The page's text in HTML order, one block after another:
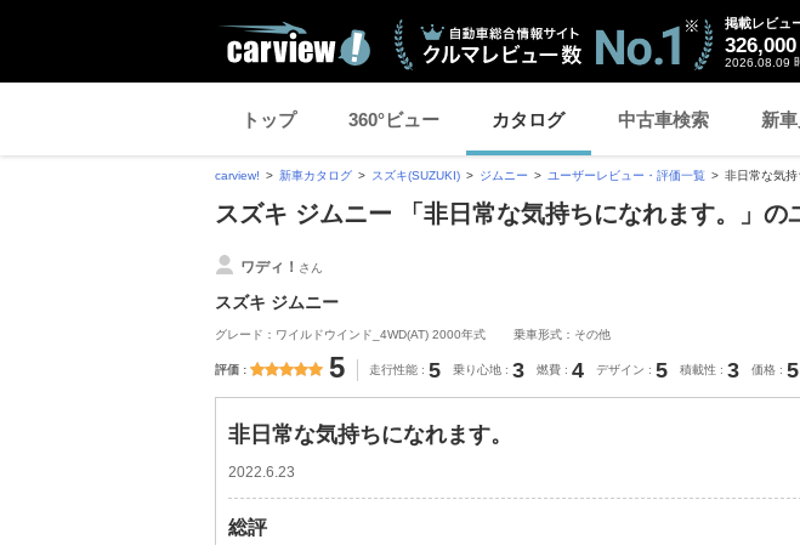
掲載レビュ
326,000
2026.08.09
トップ 360°ビュー カタログ 中古車検索 新
carview! 新車カタログ スズキ(SUZUKI) ジムニー ユーザーレビュー・評価一覧 非日常な気持
スズキ ジムニー 「非日常な気持ちになれます。」の
ワディ！ さん
スズキ ジムニー
グレード：ワイルドウインド_4WD(AT) 2000年式 乗車形式：その他
評価 5 走行性能 5 乗り心地 3 燃費 4 デザイン 5 積載性 3 価格 5
非日常な気持ちになれます。
2022.6.23
総評